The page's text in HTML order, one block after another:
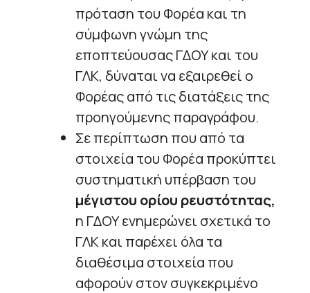
πρόταση του Φορέα και τη
σύμφωνη γνώμη της
εποπτεύουσας ΓΔΟΥ και του
ΓΛΚ, δύναται να εξαιρεθεί ο
Φορέας από τις διατάξεις της
προηγούμενης παραγράφου.
Σε περίπτωση που από τα
στοιχεία του Φορέα προκύπτει
συστηματική υπέρβαση του
μέγιστου ορίου ρευστότητας,
η ΓΔΟΥ ενημερώνει σχετικά το
ΓΛΚ και παρέχει όλα τα
διαθέσιμα στοιχεία που
αφορούν στον συγκεκριμένο